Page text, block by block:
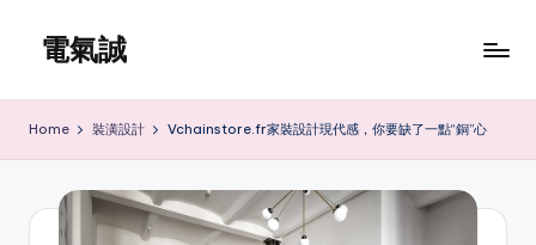
content
電氣誠
Home 裝潢設計 Vchainstore.fr家裝設計現代感，你要缺了一點“銅”心